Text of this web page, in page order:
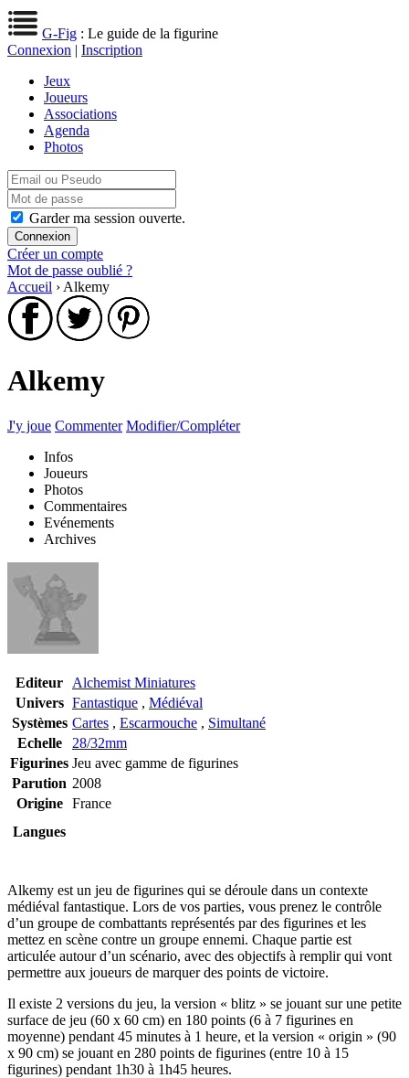
G-Fig : Le guide de la figurine
Connexion | Inscription
Jeux
Joueurs
Associations
Agenda
Photos
Garder ma session ouverte.
Créer un compte
Mot de passe oublié ?
Accueil › Alkemy
Alkemy
J'y joue Commenter Modifier/Compléter
Infos
Joueurs
Photos
Commentaires
Evénements
Archives
Editeur
Alchemist Miniatures
Univers Fantastique , Médiéval
Systèmes Cartes , Escarmouche , Simultané
Echelle
28/32mm
Figurines Jeu avec gamme de figurines
Parution 2008
Origine
France
Langues
Alkemy est un jeu de figurines qui se déroule dans un contexte
médiéval fantastique. Lors de vos parties, vous prenez le contrôle
d’un groupe de combattants représentés par des figurines et les
mettez en scène contre un groupe ennemi. Chaque partie est
articulée autour d’un scénario, avec des objectifs à remplir qui vont
permettre aux joueurs de marquer des points de victoire.
Il existe 2 versions du jeu, la version « blitz » se jouant sur une petite
surface de jeu (60 x 60 cm) en 180 points (6 à 7 figurines en
moyenne) pendant 45 minutes à 1 heure, et la version « origin » (90
x 90 cm) se jouant en 280 points de figurines (entre 10 à 15
figurines) pendant 1h30 à 1h45 heures.